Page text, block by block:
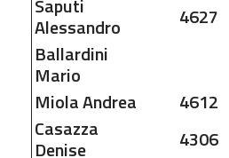
Saputi
Alessandro 4627
Ballardini
Mario
MiolaAndrea 4612
Casazza
Denise 4306